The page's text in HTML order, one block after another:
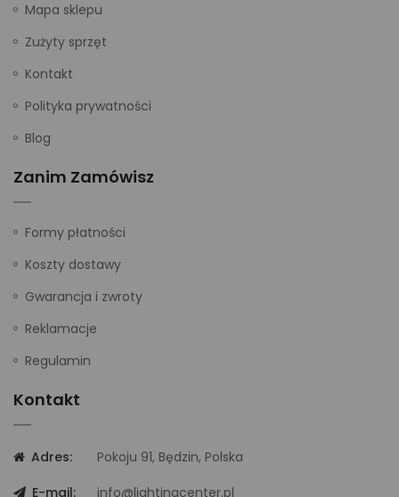
Mapa sklepu
Zużyty sprzęt
Kontakt
Polityka prywatności
Blog
Zanim Zamówisz
Formy płatności
Koszty dostawy
Gwarancja i zwroty
Reklamacje
Regulamin
Kontakt
Adres:
Pokoju 91, Będzin, Polska
E-mail:
info@lightingcenter.pl